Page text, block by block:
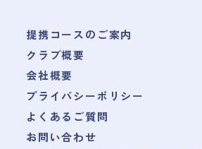
提携コースのご案内
クラブ概要
会社概要
プライバシーポリシー
よくあるご質問
お問い合わせ